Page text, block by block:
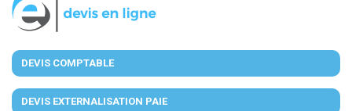
DEVIS COMPTABLE
DEVIS EXTERNALISATION PAIE